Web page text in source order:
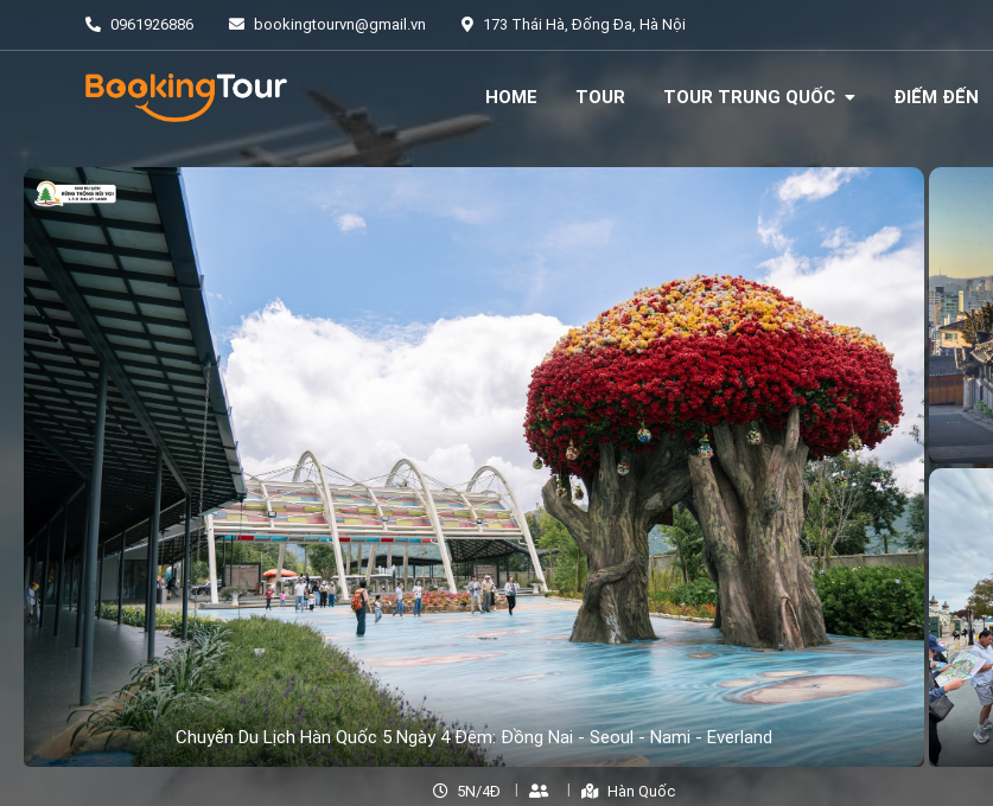
0961926886 bookingtourvn@gmail.vn 173 Thái Hà, Đống Đa, Hà Nội
HOME TOUR TOUR TRUNG QUỐC ĐIẾM ĐẾN
Chuyến Du Lịch Hàn Quốc 5 Ngày 4 Đêm: Đồng Nai - Seoul - Nami - Everland
5N/4Đ Hàn Quốc